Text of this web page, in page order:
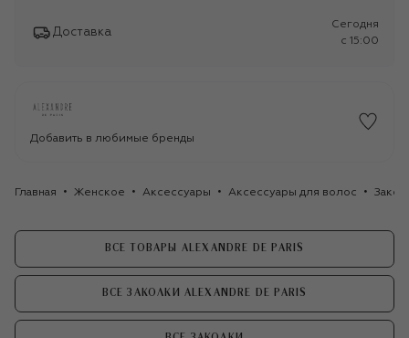
Доставка
Сегодня
c 15:00
Добавить в любимые бренды
Главная Женское Аксессуары Аксессуары для волос
ВСЕ ТОВАРЫ ALEXANDRE DE PARIS
ВСЕ ЗАКОЛКИ ALEXANDRE DE PARIS